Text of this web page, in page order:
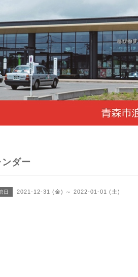
ダー
日 2021-12-31 (金) ～ 2022-01-01 (土)